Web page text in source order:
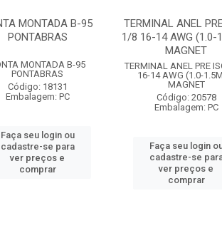
MONTADA B-95
PONTABRAS
MONTADA B-95
PONTABRAS
Código: 18131
Embalagem: PC
Faça seu login ou
cadastre-se para
ver preços e
comprar
TERMINAL ANEL
1/8 16-14 AWG (1.0-
MAGNET
TERMINAL ANEL PRE
16-14 AWG (1.0-
MAGNET
Código: 20578
Embalagem: PC
Faça seu login
cadastre-se
ver preços e
comprar